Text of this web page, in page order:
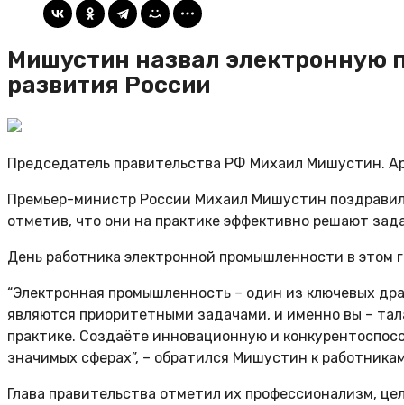
Мишустин назвал электронную
развития России
Председатель правительства РФ Михаил Мишустин.
Премьер-министр России Михаил Мишустин
отметив, что они на практике эффективно решают
День работника электронной промышленности в этом
“Электронная промышленность – один из ключевых
являются приоритетными задачами, и именно вы –
практике. Создаёте инновационную и
значимых сферах”, – обратился Мишустин к
Глава правительства отметил их профессионализм,